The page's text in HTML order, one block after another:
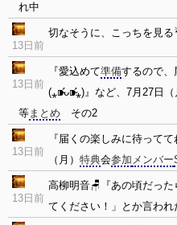
れ中
13日前
切なそうに、こっちを見
13日前
『愛込めて準備するので、
(⁎⁍̴̛ᴗ⁍̴̛⁎)』など、7月27日（
等まとめ その2
13日前
『届くの楽しみに待って
（月） 特典会参加 メンバー
13日前
高柳明音🪑『あの頃だった
てください！」とか言われ